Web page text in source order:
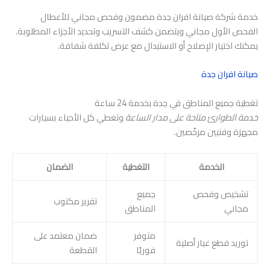
خدمة شركة صيانة افران جدة مضمون وفحص مجاني للأعطال
الفحص الأول مجاني ويتضمن كشف التسريب وتحديد الأجزاء المطلوبة.
يمكنك اختيار الإصلاح أو الاستبدال مع عرض تكلفة شفافة.
صيانة افران جدة
تغطية جميع المناطق في جدة بخدمة 24 ساعة
خدمة الطوارئ متاحة على مدار الساعةوتغطي كل الأحياء بسيارات
مجهزة وفنيين مرخّصين.
الخدمة التغطية
الضمان
تشخيص وفحص
مجاني
جميع
المناطق
تقرير مكتوب
توريد قطع غيار أصلية
متوفر
فوريًا
ضمان معتمد على
القطعة